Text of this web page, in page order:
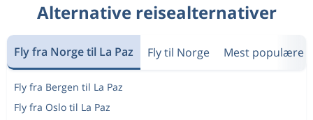
Alternative reisealternativer
Fly fra Norge til La Paz Fly til Norge Mest populære
Fly fra Bergen til La Paz
Fly fra Oslo til La Paz